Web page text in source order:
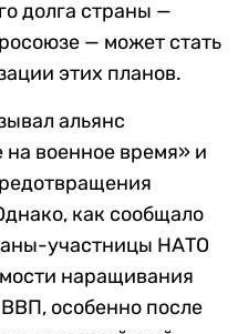
долга страны —
— может стать
этих планов.
альянс
военное время» и
как сообщало
участницы НАТО
наращивания
особенно после